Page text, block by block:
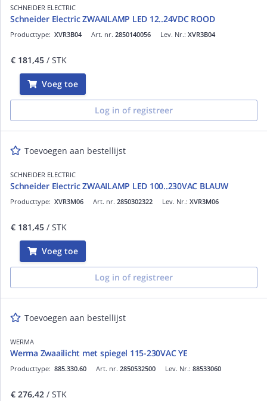
SCHNEIDER ELECTRIC
Schneider Electric ZWAAILAMP LED 12..24VDC ROOD
Art. nr. 2850140056
Producttype: XVR3B04 Lev. Nr.: XVR3B04
€ 181,45 / STK
Voeg toe
Log in of registreer
Toevoegen aan bestellijst
SCHNEIDER ELECTRIC
Schneider Electric ZWAAILAMP LED 100..230VAC BLAUW
Art. nr. 2850302322
Producttype: XVR3M06 Lev. Nr.: XVR3M06
€ 181,45 / STK
Voeg toe
Log in of registreer
Toevoegen aan bestellijst
WERMA
Werma Zwaailicht met spiegel 115-230VAC YE
Art. nr. 2850532500
Producttype: 885.330.60 Lev. Nr.: 88533060
€ 276,42 / STK